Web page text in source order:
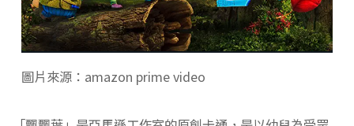
圖片來源：amazon prime video